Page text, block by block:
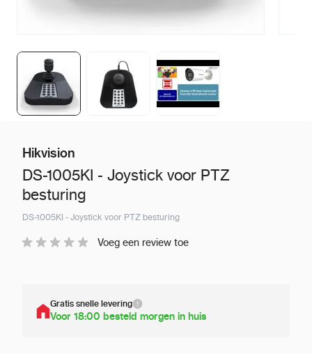
Hikvision
DS-1005KI - Joystick voor PTZ
besturing
DS-1005KI - Joystick voor PTZ besturing
Voeg een review toe
Gratis snelle levering
Voor 18:00 besteld morgen in huis